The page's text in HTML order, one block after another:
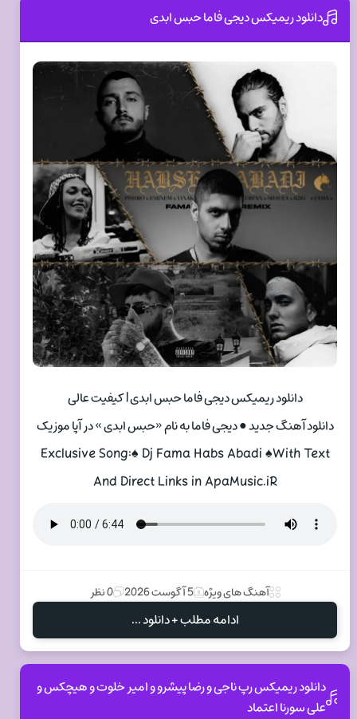
دانلود ریمیکس دیجی فاما حبس ابدی
دانلود ریمیکس دیجی فاما حبس ابدی | کیفیت عالی
دانلود آهنگ جدید ● دیجی فاما به نام «حبس ابدی » در آپا موزیک
Exclusive Song:♠ Dj Fama Habs Abadi ♠With Text
And Direct Links in ApaMusic.iR
آهنگ های ویژه 5 آگوست 2026 0 نظر
ادامه مطلب + دانلود ...
دانلود ریمیکس رپ ناجی و رضا پیشرو و امیر خلوت و هیچکس و
علی سورنا اعتماد